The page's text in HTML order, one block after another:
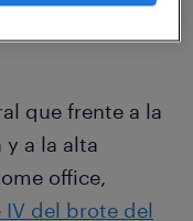
que frente a la
a la alta
office,
IV del brote del